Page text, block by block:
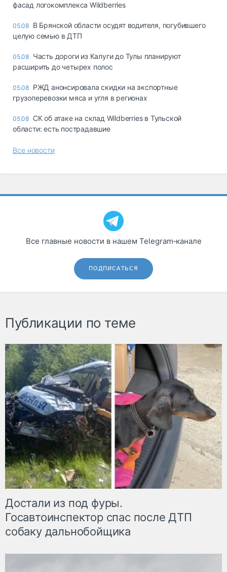
фасад логокомплекса Wildberries
05.08 В Брянской области осудят водителя, погубившего
целую семью в ДТП
05.08 Часть дороги из Калуги до Тулы планируют
расширить до четырех полос
05.08 РЖД анонсировала скидки на экспортные
грузоперевозки мяса и угля в регионах
05.08 СК об атаке на склад Wildberries в Тульской
области: есть пострадавшие
Все новости
Все главные новости в нашем Telegram‑канале
ПОДПИСАТЬСЯ
Публикации по теме
Достали из под фуры.
Госавтоинспектор спас после ДТП
собаку дальнобойщика